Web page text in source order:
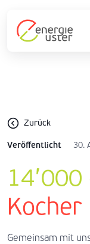
Zurück
Veröffentlicht 30.
Kocher
Gemeinsam mit